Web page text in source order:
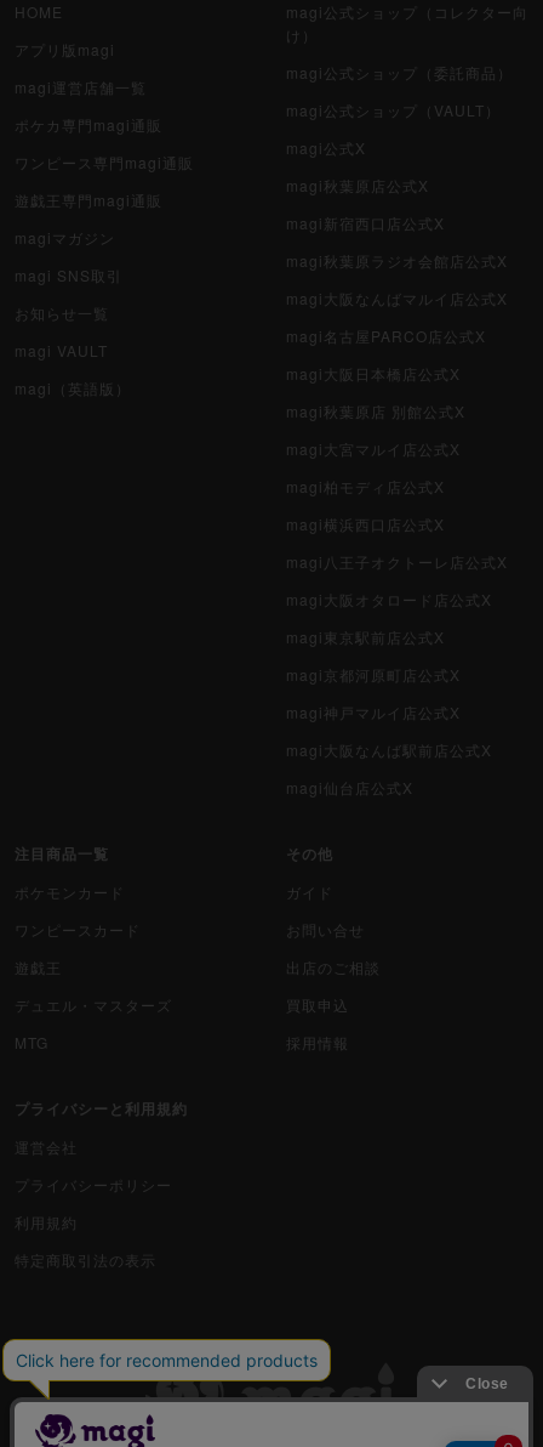
HOME
アプリ版magi
magi運営店舗一覧
ポケカ専門magi通販
ワンピース専門magi通販
遊戯王専門magi通販
magiマガジン
magi SNS取引
お知らせ一覧
magi VAULT
magi（英語版）
magi公式ショップ（コレクター向
け）
magi公式ショップ（委託商品）
magi公式ショップ（VAULT）
magi公式X
magi秋葉原店公式X
magi新宿西口店公式X
magi秋葉原ラジオ会館店公式X
magi大阪なんばマルイ店公式X
magi名古屋PARCO店公式X
magi大阪日本橋店公式X
magi秋葉原店 別館公式X
magi大宮マルイ店公式X
magi柏モディ店公式X
magi横浜西口店公式X
magi八王子オクトーレ店公式X
magi大阪オタロード店公式X
magi東京駅前店公式X
magi京都河原町店公式X
magi神戸マルイ店公式X
magi大阪なんば駅前店公式X
magi仙台店公式X
注目商品一覧
ポケモンカード
ワンピースカード
遊戯王
デュエル・マスターズ
MTG
その他
ガイド
お問い合せ
出店のご相談
買取申込
採用情報
プライバシーと利用規約
運営会社
プライバシーポリシー
利用規約
特定商取引法の表示